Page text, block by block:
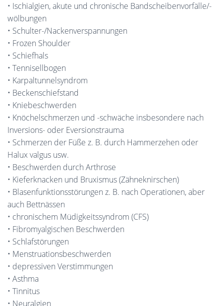
• Ischialgien, akute und chronische Bandscheibenvorfälle/-
wölbungen
• Schulter-/Nackenverspannungen
• Frozen Shoulder
• Schiefhals
• Tennisellbogen
• Karpaltunnelsyndrom
• Beckenschiefstand
• Kniebeschwerden
• Knöchelschmerzen und -schwäche insbesondere nach
Inversions- oder Eversionstrauma
• Schmerzen der Füße z. B. durch Hammerzehen oder
Halux valgus usw.
• Beschwerden durch Arthrose
• Kieferknacken und Bruxismus (Zähneknirschen)
• Blasenfunktionsstörungen z. B. nach Operationen, aber
auch Bettnässen
• chronischem Müdigkeitssyndrom (CFS)
• Fibromyalgischen Beschwerden
• Schlafstörungen
• Menstruationsbeschwerden
• depressiven Verstimmungen
• Asthma
• Tinnitus
• Neuralgien